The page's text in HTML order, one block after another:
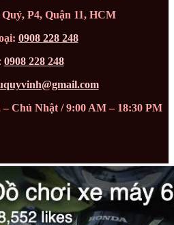
P4, Quận 11, HCM
0908 228 248
0908 228 248
Chủ Nhật / 9:00 AM – 18:30 PM